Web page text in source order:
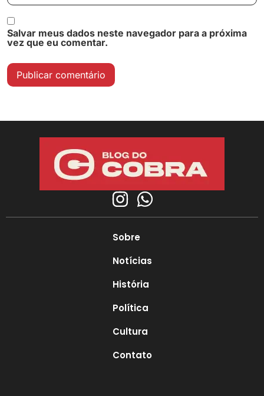
Salvar meus dados neste navegador para a próxima
vez que eu comentar.
Sobre
Notícias
História
Política
Cultura
Contato